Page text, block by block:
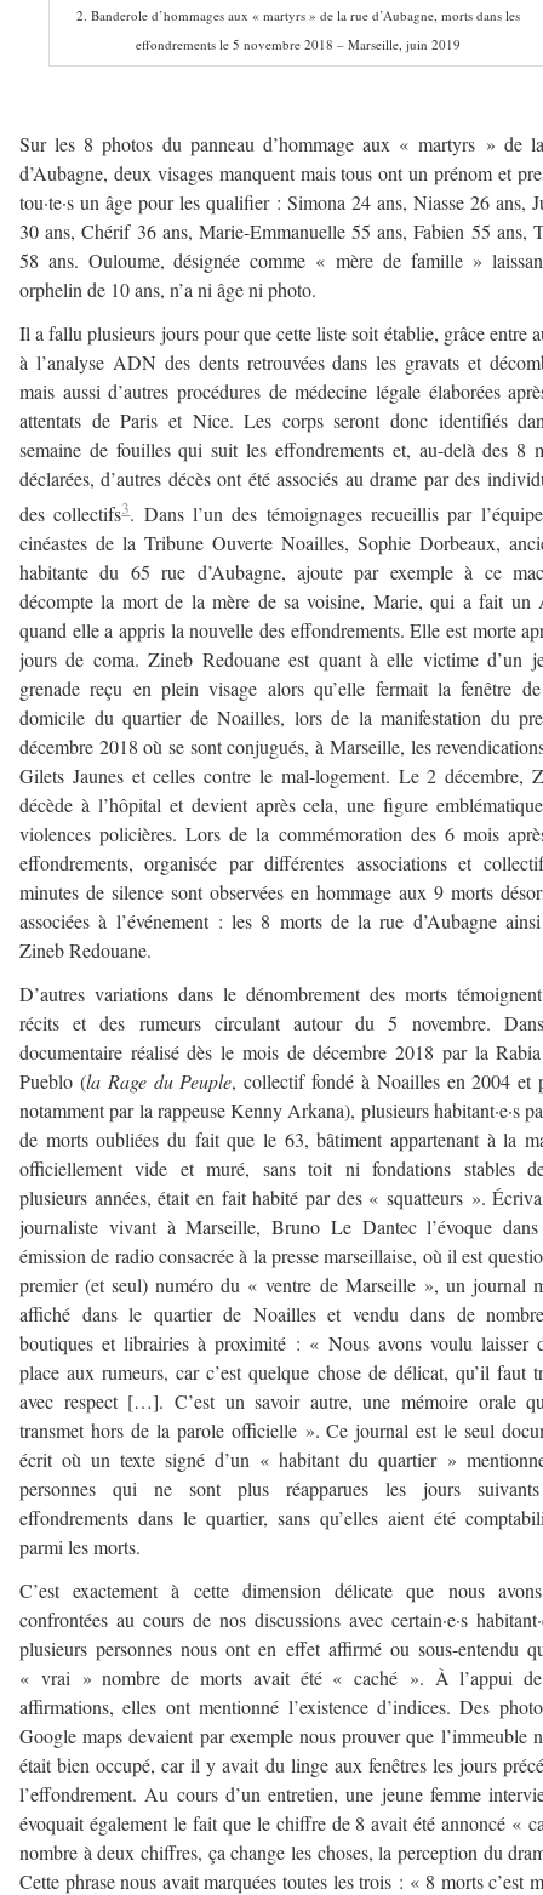
2. Banderole d’hommages aux « martyrs » de la rue d’Aubagne, morts dans les
effondrements le 5 novembre 2018 – Marseille, juin 2019
Sur les 8 photos du panneau d’hommage aux « martyrs » de
d’Aubagne, deux visages manquent mais tous ont un prénom et
tou·te·s un âge pour les qualifier : Simona 24 ans, Niasse 26 ans,
30 ans, Chérif 36 ans, Marie-Emmanuelle 55 ans, Fabien 55 ans,
58 ans. Ouloume, désignée comme « mère de famille »
orphelin de 10 ans, n’a ni âge ni photo.
Il a fallu plusieurs jours pour que cette liste soit établie, grâce entre
à l’analyse ADN des dents retrouvées dans les gravats et
mais aussi d’autres procédures de médecine légale élaborées
attentats de Paris et Nice. Les corps seront donc identifiés
semaine de fouilles qui suit les effondrements et, au-delà des 8
déclarées, d’autres décès ont été associés au drame par des
des collectifs3. Dans l’un des témoignages recueillis par
cinéastes de la Tribune Ouverte Noailles, Sophie Dorbeaux,
habitante du 65 rue d’Aubagne, ajoute par exemple à ce
décompte la mort de la mère de sa voisine, Marie, qui a fait un
quand elle a appris la nouvelle des effondrements. Elle est morte
jours de coma. Zineb Redouane est quant à elle victime d’un
grenade reçu en plein visage alors qu’elle fermait la fenêtre
domicile du quartier de Noailles, lors de la manifestation du
décembre 2018 où se sont conjugués, à Marseille, les
Gilets Jaunes et celles contre le mal-logement. Le 2 décembre,
décède à l’hôpital et devient après cela, une figure
violences policières. Lors de la commémoration des 6 mois
effondrements, organisée par différentes associations et
minutes de silence sont observées en hommage aux 9 morts
associées à l’événement : les 8 morts de la rue d’Aubagne
Zineb Redouane.
D’autres variations dans le dénombrement des morts
récits et des rumeurs circulant autour du 5 novembre.
documentaire réalisé dès le mois de décembre 2018 par la
Pueblo (la Rage du Peuple, collectif fondé à Noailles en 2004 et
notamment par la rappeuse Kenny Arkana), plusieurs habitant·e·s
de morts oubliées du fait que le 63, bâtiment appartenant à la
officiellement vide et muré, sans toit ni fondations stables
plusieurs années, était en fait habité par des « squatteurs ».
journaliste vivant à Marseille, Bruno Le Dantec l’évoque
émission de radio consacrée à la presse marseillaise, où il est
premier (et seul) numéro du « ventre de Marseille », un journal
affiché dans le quartier de Noailles et vendu dans de
boutiques et librairies à proximité : « Nous avons voulu laisser
place aux rumeurs, car c’est quelque chose de délicat, qu’il faut
avec respect […]. C’est un savoir autre, une mémoire orale
transmet hors de la parole officielle ». Ce journal est le seul
écrit où un texte signé d’un « habitant du quartier »
personnes qui ne sont plus réapparues les jours
effondrements dans le quartier, sans qu’elles aient été
parmi les morts.
C’est exactement à cette dimension délicate que nous
confrontées au cours de nos discussions avec certain·e·s
plusieurs personnes nous ont en effet affirmé ou sous-entendu
« vrai » nombre de morts avait été « caché ». À l’appui
affirmations, elles ont mentionné l’existence d’indices. Des
Google maps devaient par exemple nous prouver que l’immeuble
était bien occupé, car il y avait du linge aux fenêtres les jours
l’effondrement. Au cours d’un entretien, une jeune femme
évoquait également le fait que le chiffre de 8 avait été annoncé «
nombre à deux chiffres, ça change les choses, la perception du
Cette phrase nous avait marquées toutes les trois : « 8 morts c’est